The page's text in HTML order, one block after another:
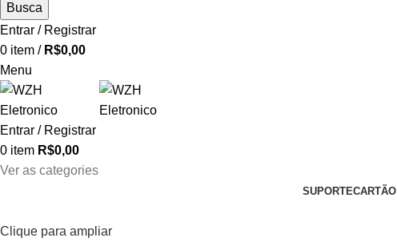
Busca
Entrar / Registrar
0 item / R$0,00
Menu
Entrar / Registrar
0 item R$0,00
Ver as categories
SUPORTE
Clique para ampliar